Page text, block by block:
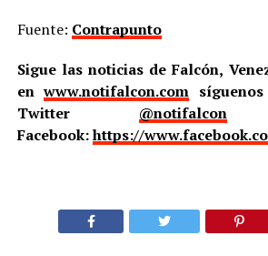
Fuente: Contrapunto
Sigue las noticias de Falcón,
enwww.notifalcon.com
Twitter @notifalcon
Facebook:https://